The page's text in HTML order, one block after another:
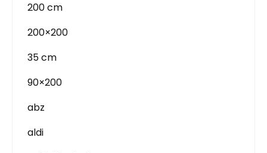
200 cm
200×200
35 cm
90×200
abz
aldi